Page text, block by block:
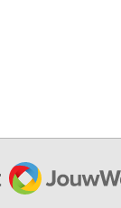
JouwWeb